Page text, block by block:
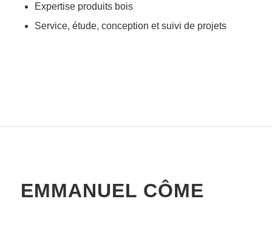
Expertise produits bois
Service, étude, conception et suivi de projets
EMMANUEL CÔME